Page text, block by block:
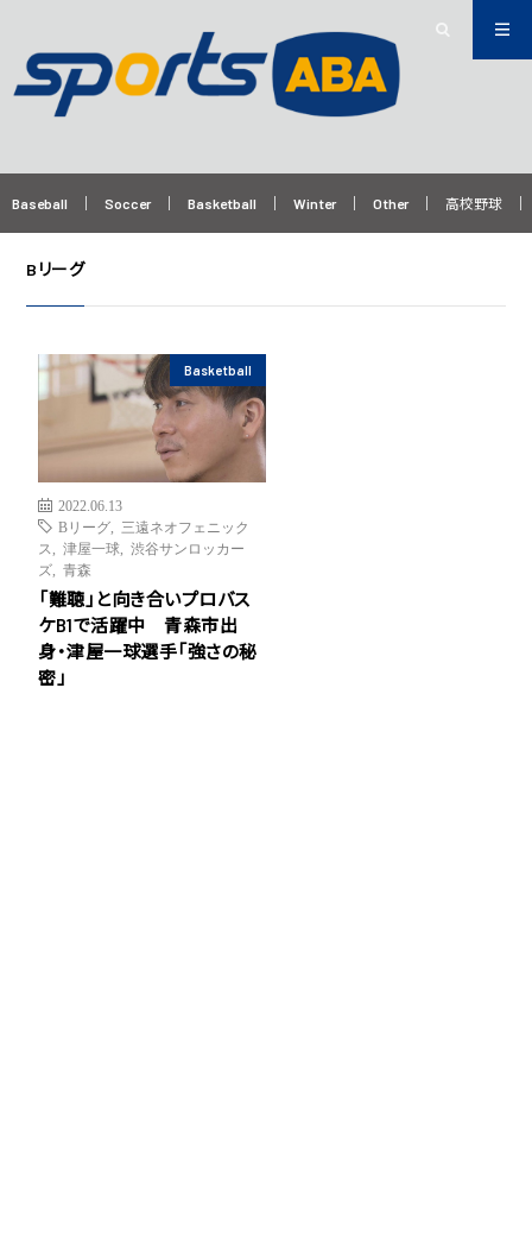
Baseball Soccer Basketball Winter Other 高校野球
Bリーグ
Basketball
2022.06.13
Bリーグ
三遠ネオフェニック
ス
,津屋一球 ,渋谷サンロッカー
ズ ,青森
「難聴」と向き合いプロバス
ケB1で活躍中 青森市出
身・津屋一球選手「強さの秘
密」